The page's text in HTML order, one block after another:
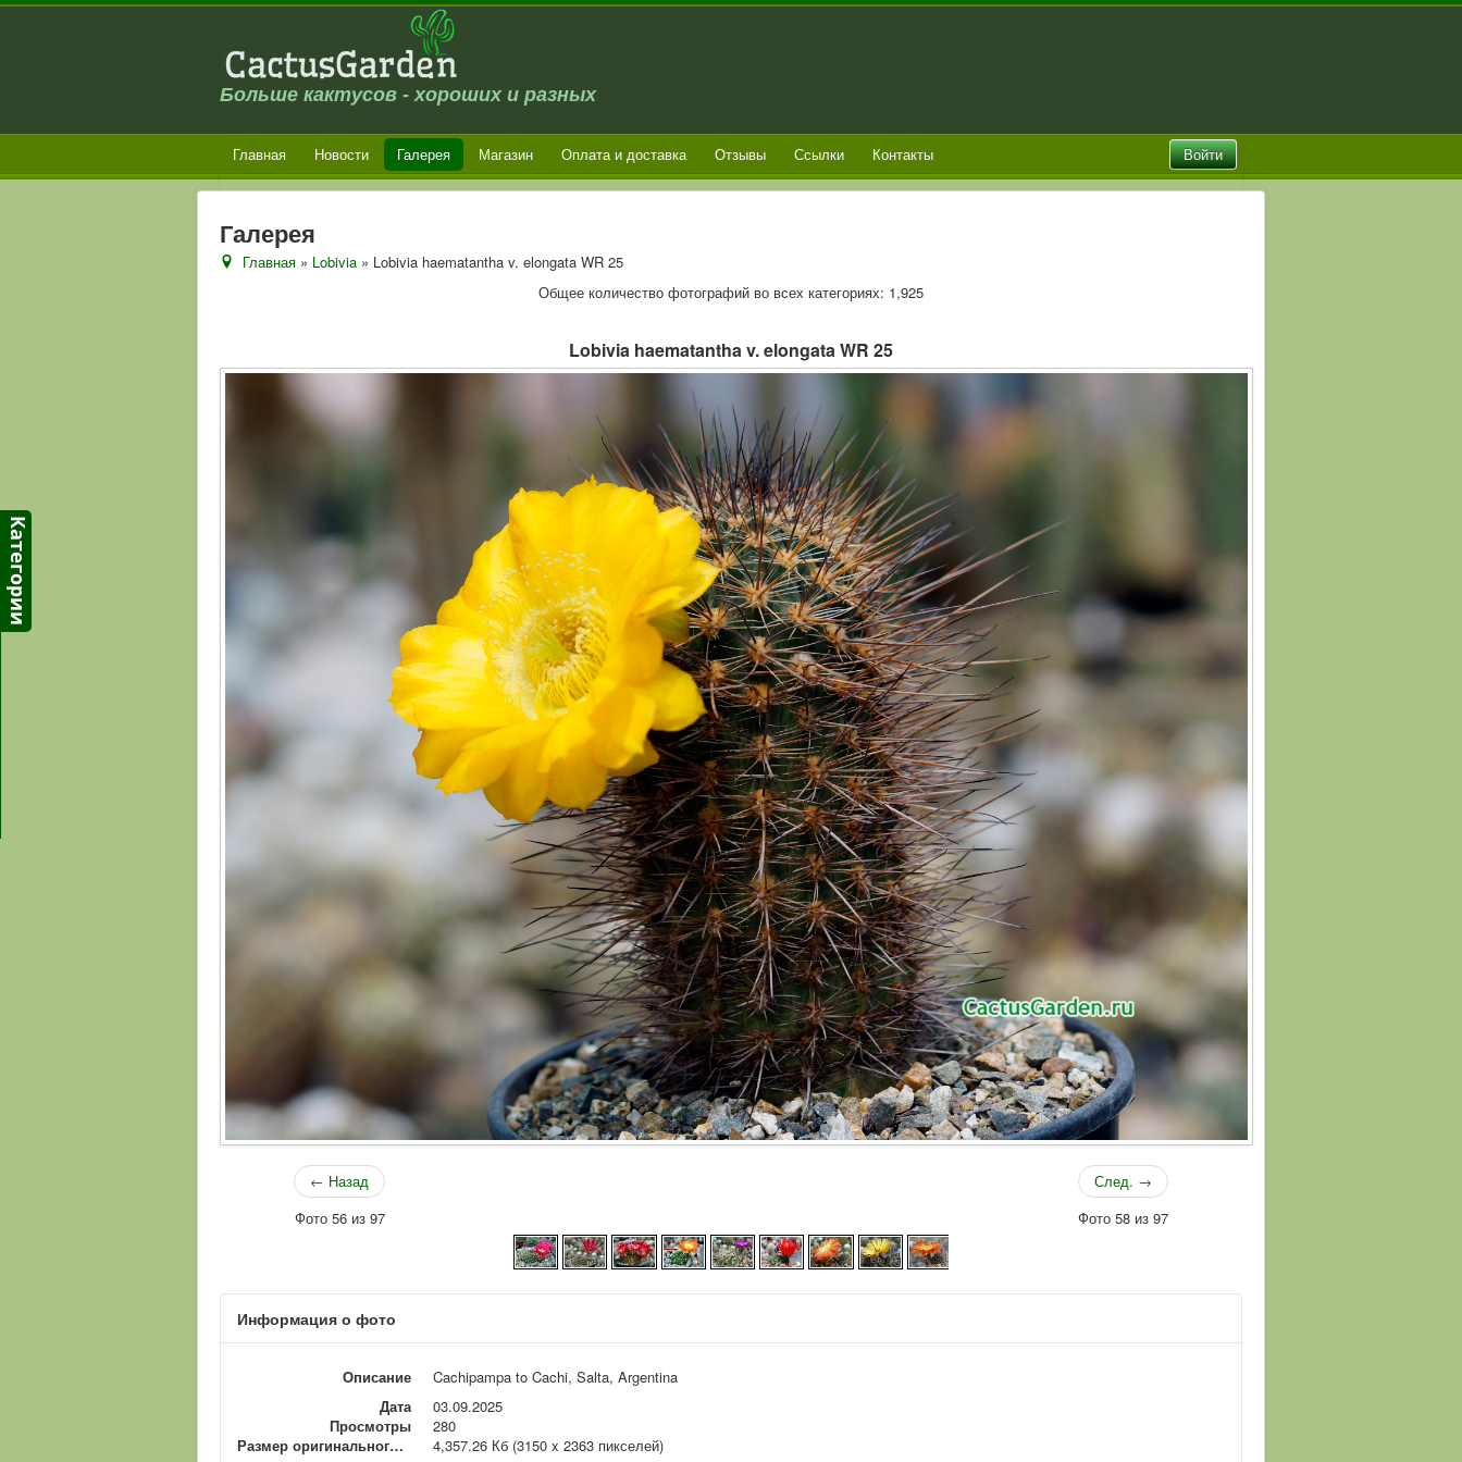
Больше кактусов - хороших и разных
Войти
Главная Новости Галерея Магазин Оплата и доставка Отзывы Ссылки Контакты
Галерея
Главная » Lobivia » Lobivia haematantha v. elongata WR 25
Общее количество фотографий во всех категориях: 1,925
Lobivia haematantha v. elongata WR 25
← Назад
Фото 56 из 97
След. →
Фото 58 из 97
Информация о фото
Описание
Cachipampa to Cachi, Salta, Argentina
Дата
03.09.2025
Просмотры
280
Размер оригинального файла
4,357.26 Кб (3150 x 2363 пикселей)